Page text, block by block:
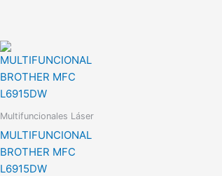
Multifuncionales Láser
MULTIFUNCIONAL
BROTHER MFC
L6915DW